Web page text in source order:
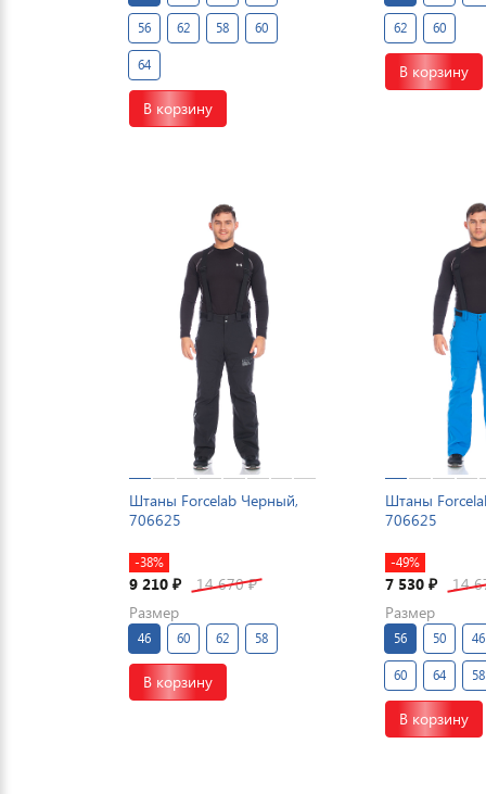
56 62 58 60
64
В корзину
62 60
В корзину
Штаны Forcelab Черный,
706625
-38%
9 210 ₽ 14 670₽
Размер
46 60 62 58
В корзину
Штаны
706625
-49%
7 530₽ 14
Размер
56 50 46
60 64 58
В корзину